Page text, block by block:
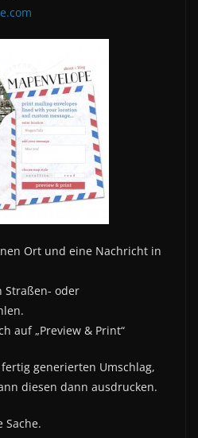
Ort und eine Nachricht in
Straßen- oder
auf „Preview & Print“
generierten Umschlag,
diesen dann ausdrucken.
Sache.